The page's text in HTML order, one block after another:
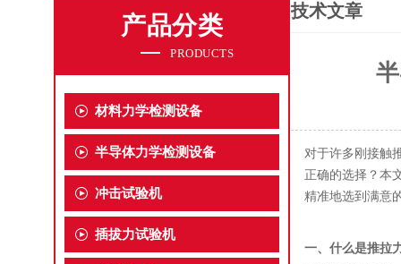
产品分类
PRODUCTS
材料力学检测设备
半导体力学检测设备
冲击试验机
插拔力试验机
技术文章
对于许多刚接触
正确的选择？本
精准地选到满意
一、什么是推拉